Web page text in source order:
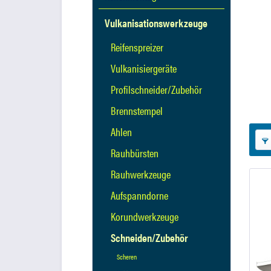
Vulkanisationswerkzeuge
Reifenspreizer
Vulkanisiergeräte
Profilschneider/Zubehör
Brennstempel
Ahlen
Rauhbürsten
Rauhwerkzeuge
Aufspanndorne
Korundwerkzeuge
Schneiden/Zubehör
Scheren